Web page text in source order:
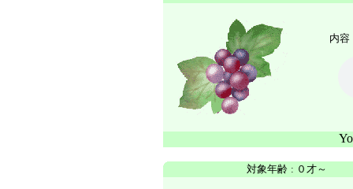
内
対象年齢 : ０才～